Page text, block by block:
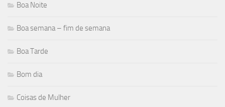
Boa Noite
Boa semana – fim de semana
Boa Tarde
Bom dia
Coisas de Mulher